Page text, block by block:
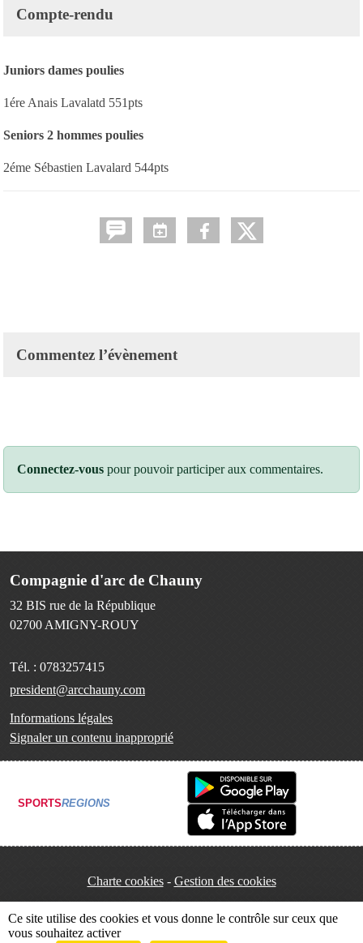
Compte-rendu
Juniors dames poulies
1ére Anais Lavalatd 551pts
Seniors 2 hommes poulies
2éme Sébastien Lavalard 544pts
Commentez l’évènement
Connectez-vous pour pouvoir participer aux commentaires.
Compagnie d'arc de Chauny
32 BIS rue de la République
02700 AMIGNY-ROUY
Tél. : 0783257415
president@arcchauny.com
Informations légales
Signaler un contenu inapproprié
SPORTSREGIONS
Charte cookies Gestion des cookies
Ce site utilise des cookies et vous donne le contrôle sur ceux que
vous souhaitez activer